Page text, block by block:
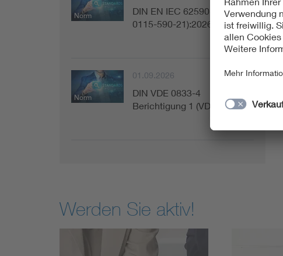
Norm
DIN EN IEC 62590-2-1 (VDE
0115-590-21):2026-09
Norm
01.09.2026
DIN VDE 0833-4
Berichtigung 1 (VDE 0833-…
Werden Sie aktiv!